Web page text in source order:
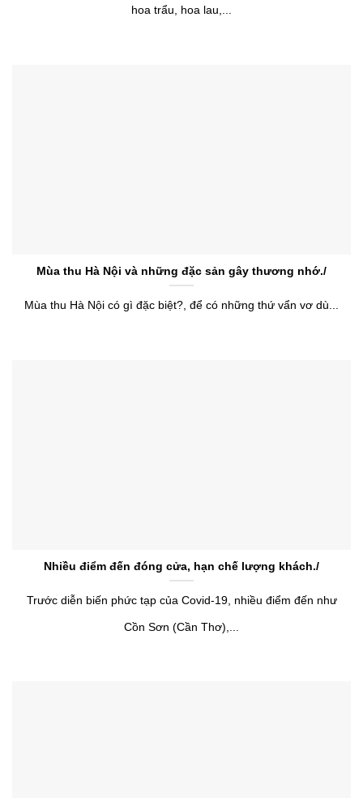
hoa trẩu, hoa lau,...
Mùa thu Hà Nội và những đặc sản gây thương nhớ./
Mùa thu Hà Nội có gì đặc biệt?, để có những thứ vẩn vơ dù...
Nhiều điểm đến đóng cửa, hạn chế lượng khách./
Trước diễn biến phức tạp của Covid-19, nhiều điểm đến như
Cồn Sơn (Cần Thơ),...